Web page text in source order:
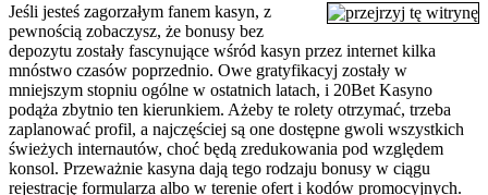
Jeśli jesteś zagorzałym fanem kasyn, z
pewnością zobaczysz, że bonusy bez
depozytu zostały fascynujące wśród kasyn przez internet kilka
mnóstwo czasów poprzednio. Owe gratyfikacyj zostały w
mniejszym stopniu ogólne w ostatnich latach, i 20Bet Kasyno
podąża zbytnio ten kierunkiem. Ażeby te rolety otrzymać, trzeba
zaplanować profil, a najczęściej są one dostępne gwoli wszystkich
świeżych internautów, choć będą zredukowania pod względem
konsol. Przeważnie kasyna dają tego rodzaju bonusy w ciągu
rejestrację formularza albo w terenie ofert i kodów promocyjnych.